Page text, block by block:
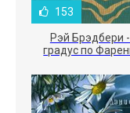
153
Рэй Брэдбери -
градус по